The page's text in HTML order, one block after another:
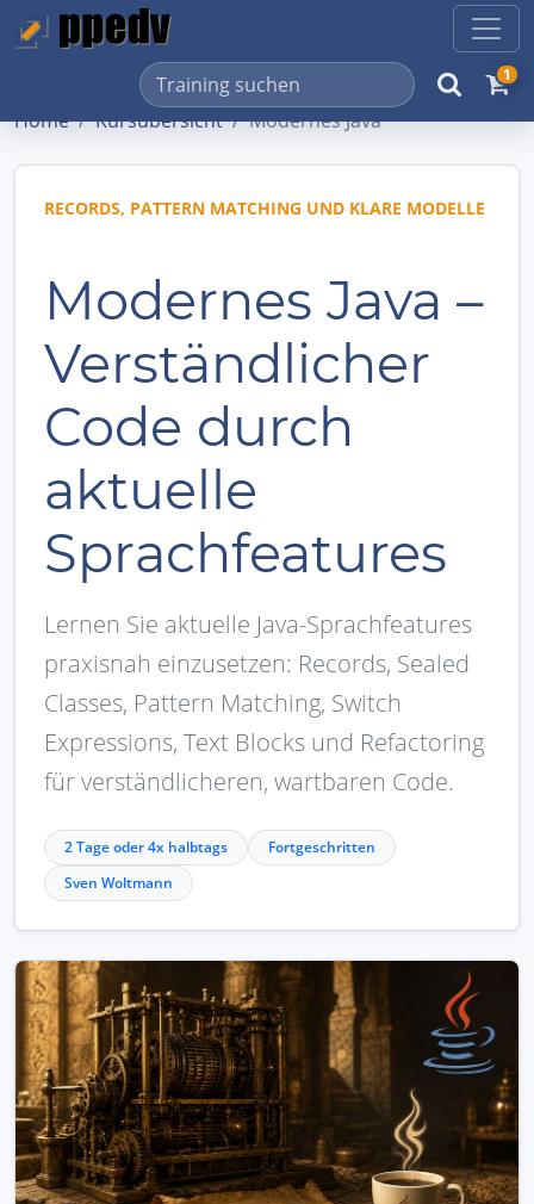
1
Home Kursübersicht Modernes Java
RECORDS, PATTERN MATCHING UND KLARE MODELLE
Modernes Java –
Verständlicher
Code durch
aktuelle
Sprachfeatures
Lernen Sie aktuelle Java-Sprachfeatures
praxisnah einzusetzen: Records, Sealed
Classes, Pattern Matching, Switch
Expressions, Text Blocks und Refactoring
für verständlicheren, wartbaren Code.
2 Tage oder 4x halbtags
Fortgeschritten
Sven Woltmann